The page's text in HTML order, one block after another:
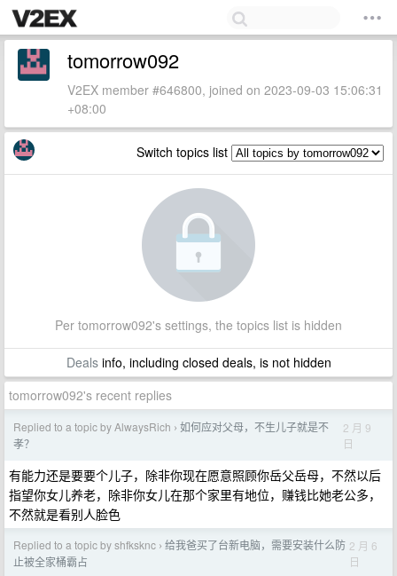
tomorrow092
V2EX member #646800, joined on 2023-09-03 15:06:31
+08:00
Switch topics list
Per tomorrow092's settings, the topics list is hidden
Dealsinfo, including closed deals, is not hidden
tomorrow092's recent replies
Replied to a topic by AlwaysRich › 如何应对父母，不生儿子就是不
孝？
2 月 9
日
有能力还是要要个儿子，除非你现在愿意照顾你岳父岳母，不然以后
指望你女儿养老，除非你女儿在那个家里有地位，赚钱比她老公多，
不然就是看别人脸色
Replied to a topic by shfksknc › 给我爸买了台新电脑，需要安装什么防
止被全家桶霸占
2 月 6
日